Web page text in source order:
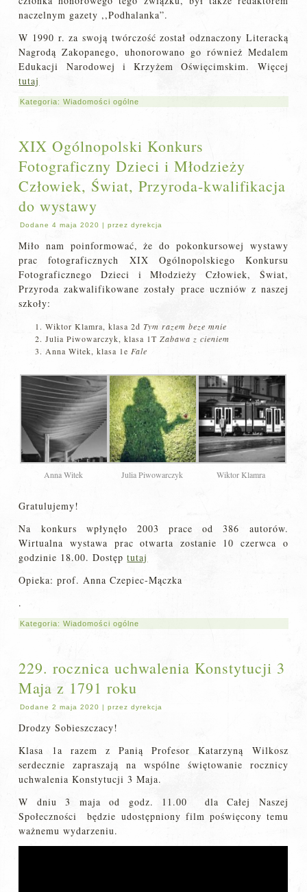
naczelnym gazety ,,Podhalanka”.
W 1990 r. za swoją twórczość został odznaczony Literacką
Nagrodą Zakopanego, uhonorowano go również Medalem
Edukacji Narodowej i Krzyżem Oświęcimskim. Więcej
tutaj
Kategoria:Wiadomości ogólne
XIX Ogólnopolski Konkurs
Fotograficzny Dzieci i Młodzieży
Człowiek, Świat, Przyroda-kwalifikacja
do wystawy
Dodane 4 maja 2020 |przez dyrekcja
Miło nam poinformować, że do pokonkursowej wystawy
prac fotograficznych XIX Ogólnopolskiego Konkursu
Fotograficznego Dzieci i Młodzieży Człowiek, Świat,
Przyroda zakwalifikowane zostały prace uczniów z naszej
szkoły:
Wiktor Klamra, klasa 2dTym razem beze mnie
Julia Piwowarczyk, klasa 1TZabawa z cieniem
Anna Witek, klasa 1e Fale
Anna Witek Julia Piwowarczyk Wiktor Klamra
Gratulujemy!
Na konkurs wpłynęło 2003 prace od 386 autorów.
Wirtualna wystawa prac otwarta zostanie 10 czerwca o
godzinie 18.00. Dostęptutaj
Opieka: prof. Anna Czepiec-Mączka
.
Kategoria:Wiadomości ogólne
229. rocznica uchwalenia Konstytucji 3
Maja z 1791 roku
Dodane 2 maja 2020 |przez dyrekcja
Drodzy Sobieszczacy!
Klasa 1a razem z Panią Profesor Katarzyną Wilkosz
serdecznie zapraszają na wspólne świętowanie rocznicy
uchwalenia Konstytucji 3 Maja.
W dniu 3 maja od godz. 11.00 dla Całej Naszej
Społeczności będzie udostępniony film poświęcony temu
ważnemu wydarzeniu.